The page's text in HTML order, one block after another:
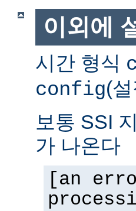
이외에
시간 형식
config(
보통 SSI
가 나온다
[an